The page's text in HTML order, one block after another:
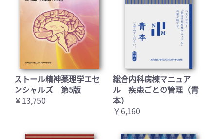
ストール精神薬理学エセ
ンシャルズ 第5版
￥13,750
総合内科病棟マニュア
ル 疾患ごとの管理（青
本）
￥6,160